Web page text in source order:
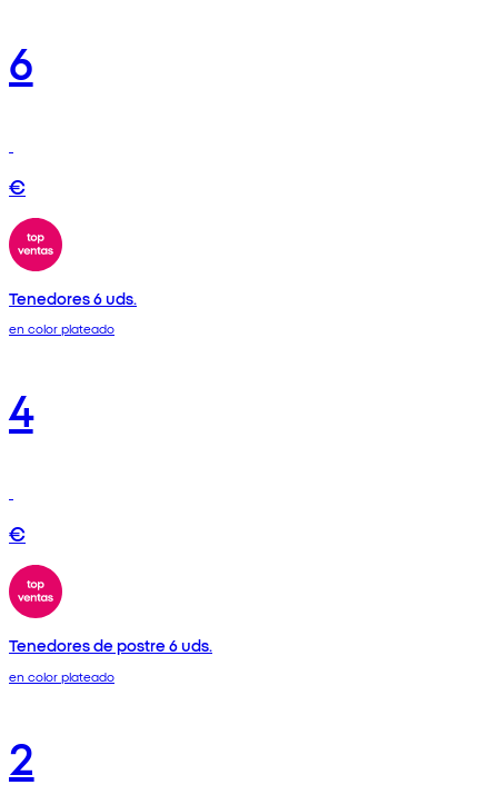
6
€
Tenedores 6 uds.
en color plateado
4
€
Tenedores de postre 6 uds.
en color plateado
2